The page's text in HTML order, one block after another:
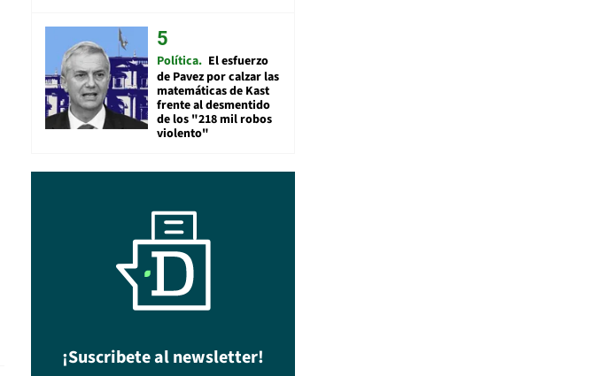
Política El esfuerzo
de Pavez por calzar las
matemáticas de Kast
frente al desmentido
de los "218 mil robos
violento"
¡Suscribete al newsletter!